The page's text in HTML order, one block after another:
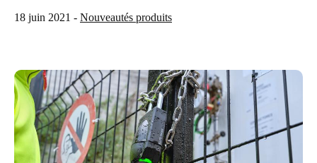
United Kingdom
English
Ireland
18 juin 2021 - Nouveautés produits